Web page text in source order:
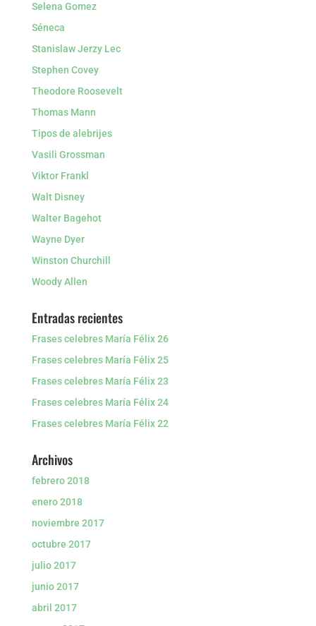
Selena Gomez
Séneca
Stanislaw Jerzy Lec
Stephen Covey
Theodore Roosevelt
Thomas Mann
Tipos de alebrijes
Vasili Grossman
Viktor Frankl
Walt Disney
Walter Bagehot
Wayne Dyer
Winston Churchill
Woody Allen
Entradas recientes
Frases celebres María Félix 26
Frases celebres María Félix 25
Frases celebres María Félix 23
Frases celebres María Félix 24
Frases celebres María Félix 22
Archivos
febrero 2018
enero 2018
noviembre 2017
octubre 2017
julio 2017
junio 2017
abril 2017